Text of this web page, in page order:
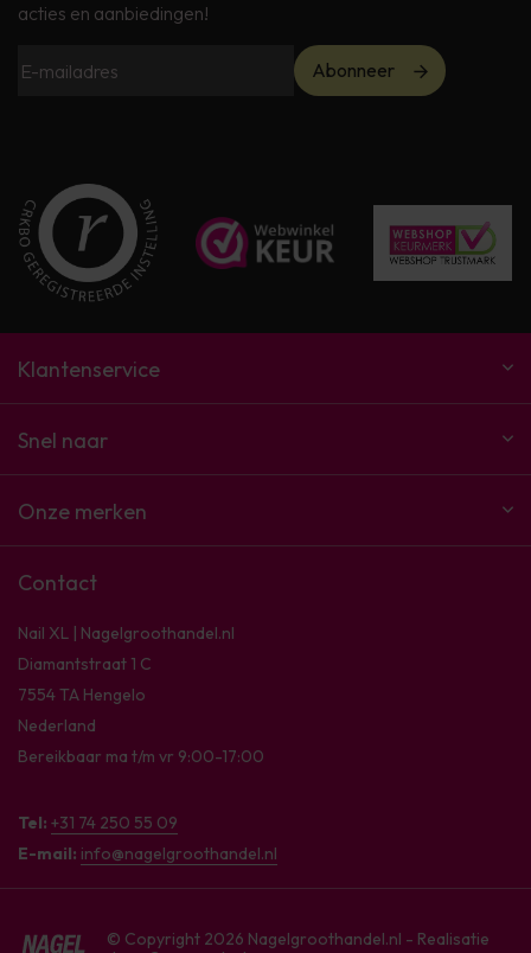
acties en aanbiedingen!
Abonneer
Klantenservice
Snel naar
Onze merken
Contact
Nail XL | Nagelgroothandel.nl
Diamantstraat 1 C
7554 TA Hengelo
Nederland
Bereikbaar ma t/m vr 9:00-17:00
Tel: +31 74 250 55 09
E-mail: info@nagelgroothandel.nl
© Copyright 2026 Nagelgroothandel.nl - Realisatie